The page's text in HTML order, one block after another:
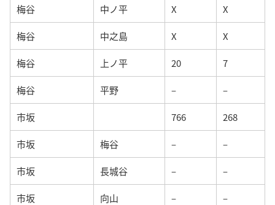
梅谷 中ノ平 X X
梅谷 中之島 X X
梅谷 上ノ平 20 7
梅谷 平野 – –
市坂 766 268
市坂 梅谷 – –
市坂 長城谷 – –
市坂 向山 – –